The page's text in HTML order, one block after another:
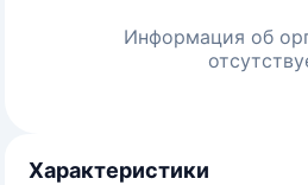
Информация об
Характеристики